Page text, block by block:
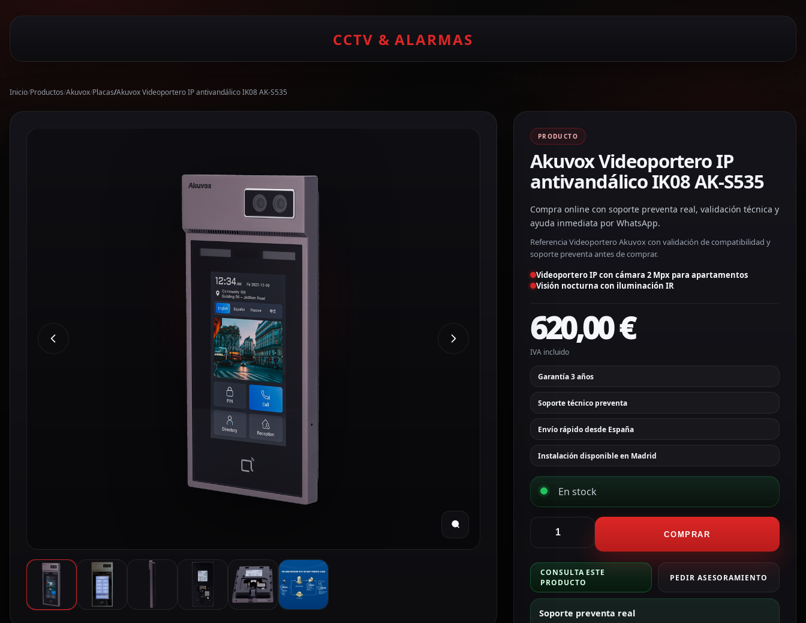
CCTV & ALARMAS
Inicio/Productos/Akuvox/Placas/Akuvox Videoportero IP antivandálico IK08 AK-S535
PRODUCTO
Akuvox Videoportero IP
antivandálico IK08 AK-S535
Compra online con soporte preventa real, validación técnica y
ayuda inmediata por WhatsApp.
Referencia Videoportero Akuvox con validación de compatibilidad y
soporte preventa antes de comprar.
Videoportero IP con cámara 2 Mpx para apartamentos
Visión nocturna con iluminación IR
620,00€
IVA incluido
Garantía 3 años
Soporte técnico preventa
Envío rápido desde España
Instalación disponible en Madrid
En stock
Videoportero
antivandálico
IK08
AK-
S535
cantidad
COMPRAR
CONSULTA ESTE
PRODUCTO
PEDIR ASESORAMIENTO
Soporte preventa real